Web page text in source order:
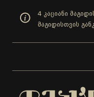
4 კაციანი
მაგიდისთვის